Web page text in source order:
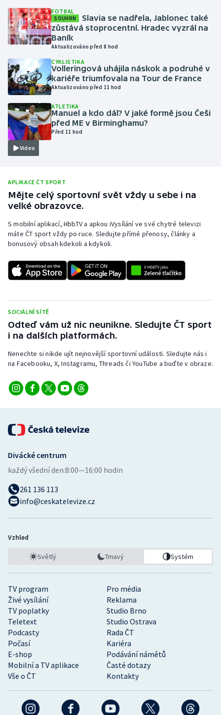
Moderní pětiboj
Motorsport
Olympijské hry
Parasport
Plavání
Plážový volejbal
Rychlobruslení
Rychlostní kanoistika
Short track
Stolní tenis
Triatlon
Veslování
Vodní slalom
Ostatní
FOTBAL
SOUHRN
Slavia se nadřela, Jablonec také
zůstává stoprocentní. Hradec vyzrál na
Baník
Aktualizováno před 8 hod
CYKLISTIKA
Volleringová uhájila náskok a podruhé v
kariéře triumfovala na Tour de France
Aktualizováno před 11 hod
Video
ATLETIKA
Manuel a kdo dál? V jaké formě jsou Češi
před ME v Birminghamu?
Před 11 hod
APLIKACE ČT SPORT
Mějte celý sportovní svět vždy u sebe i na
velké obrazovce.
S mobilní aplikací, HbbTV a apkou iVysílání ve své chytré televizi
máte ČT sport vždy po ruce. Sledujte přímé přenosy, články a
bonusový obsah kdekoli a kdykoli.
SOCIÁLNÍ SÍTĚ
Odteď vám už nic neunikne. Sledujte ČT sport
i na dalších platformách.
Nenechte si nikde ujít nejnovější sportovní události. Sledujte nás i
na Facebooku, X, Instagramu, Threads či YouTube a buďte v obraze.
TV program
Pro média
Živé vysílání
Reklama
TV poplatky
Studio Brno
Teletext
Studio Ostrava
Podcasty
Rada ČT
Počasí
Kariéra
E-shop
Podávání námětů
Mobilní a TV aplikace
Časté dotazy
Vše o ČT
Kontakty
Divácké centrum
každý všední den:8:00—16:00 hodin
261 136 113
info@ceskatelevize.cz
Vzhled
Světlý Tmavý Systém